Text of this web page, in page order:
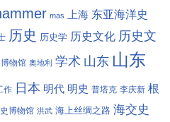
mas 上海 东亚海洋史
历史 历史学 历史文化 历史文
物馆 奥地利 学术 山东 山东
作 日本 明代 明史 普塔克 李庆新 根
博物馆 洪武 海上丝绸之路 海交史